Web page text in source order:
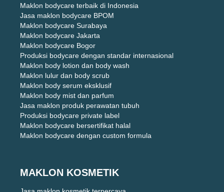
Maklon bodycare terbaik di Indonesia
Jasa maklon bodycare BPOM
Maklon bodycare Surabaya
Maklon bodycare Jakarta
Maklon bodycare Bogor
Produksi bodycare dengan standar internasional
Maklon body lotion dan body wash
Maklon lulur dan body scrub
Maklon body serum eksklusif
Maklon body mist dan parfum
Jasa maklon produk perawatan tubuh
Produksi bodycare private label
Maklon bodycare bersertifikat halal
Maklon bodycare dengan custom formula
MAKLON KOSMETIK